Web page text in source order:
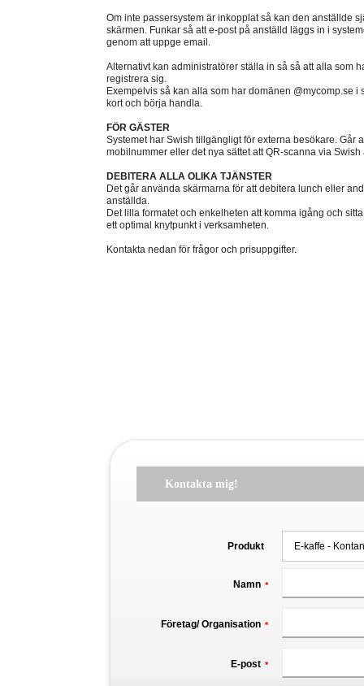
Om inte passersystem är inkopplat så kan den anställde
skärmen. Funkar så att e-post på anställd läggs in i
genom att uppge email.
Alternativt kan administratörer ställa in så så att alla som
registrera sig.
Exempelvis så kan alla som har domänen @mycomp.se i
kort och börja handla.
FÖR GÄSTER
Systemet har Swish tillgängligt för externa besökare. Går
mobilnummer eller det nya sättet att QR-scanna via
DEBITERA ALLA OLIKA TJÄNSTER
Det går använda skärmarna för att debitera lunch eller
anställda.
Det lilla formatet och enkelheten att komma igång och
ett optimal knytpunkt i verksamheten.
Kontakta nedan för frågor och prisuppgifter.
Kontakta mig!
Produkt
Namn *
Företag/ Organisation *
E-post *